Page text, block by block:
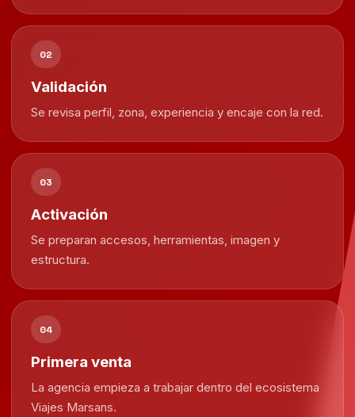
02
Validación
Se revisa perfil, zona, experiencia y encaje con la red.
03
Activación
Se preparan accesos, herramientas, imagen y
estructura.
04
Primera venta
La agencia empieza a trabajar dentro del ecosistema
Viajes Marsans.